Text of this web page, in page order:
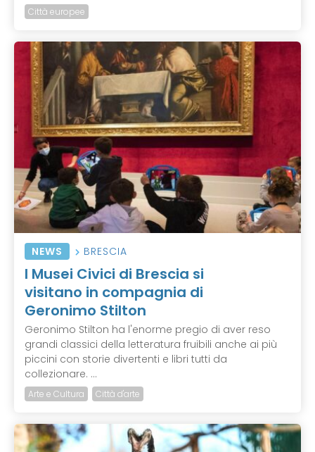
Città europee
NEWS BRESCIA
I Musei Civici di Brescia si
visitano in compagnia di
Geronimo Stilton
Geronimo Stilton ha l'enorme pregio di aver reso
grandi classici della letteratura fruibili anche ai più
piccini con storie divertenti e libri tutti da
collezionare. ...
Arte e Cultura Città d'arte